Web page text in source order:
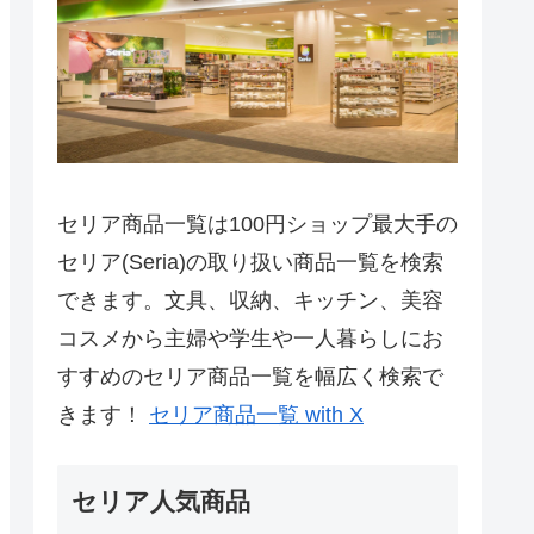
セリア商品一覧は100円ショップ最大手の
セリア(Seria)の取り扱い商品一覧を検索
できます。文具、収納、キッチン、美容
コスメから主婦や学生や一人暮らしにお
すすめのセリア商品一覧を幅広く検索で
きます！ セリア商品一覧 with X
セリア人気商品